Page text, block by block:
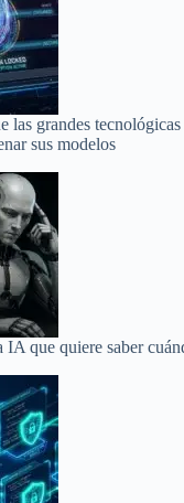
las grandes tecnológicas
sus modelos
IA que quiere saber